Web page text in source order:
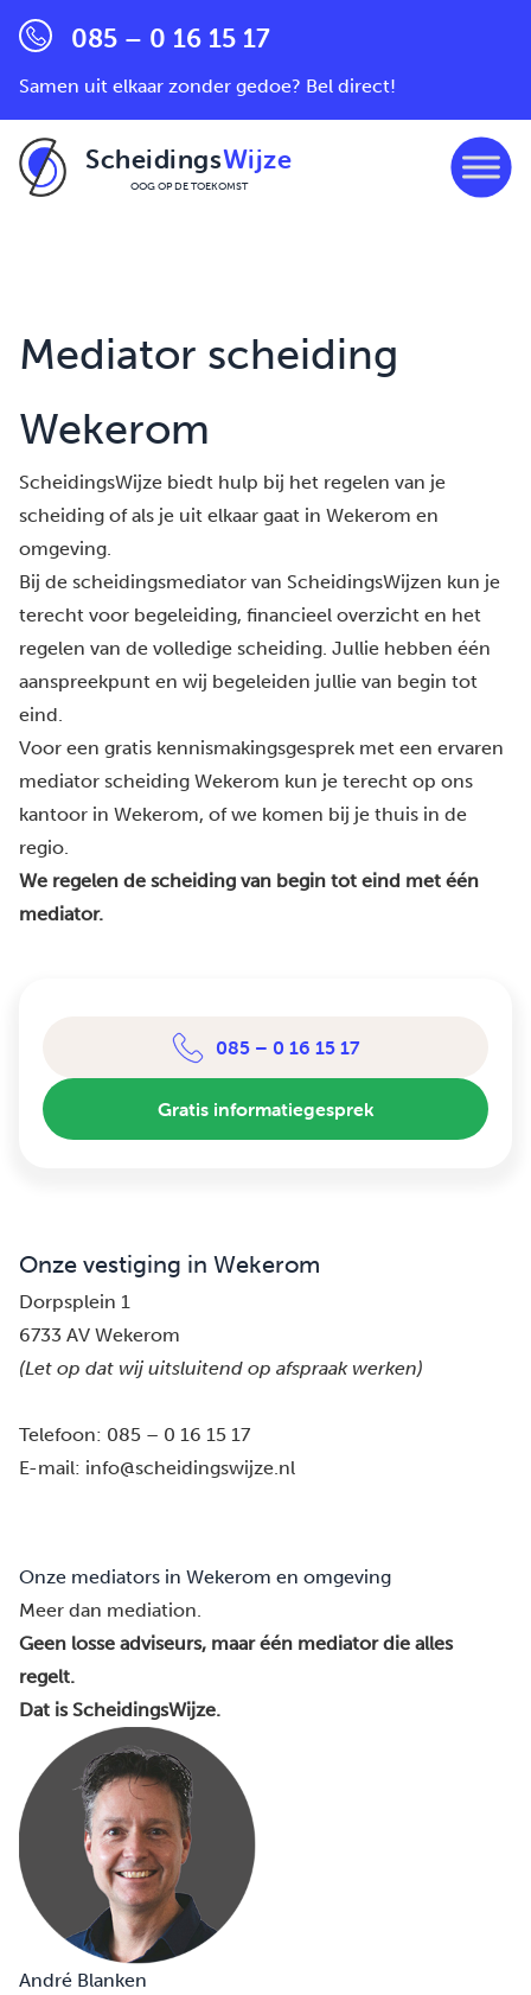
085 – 0 16 15 17
Samen uit elkaar zonder gedoe? Bel direct!
ScheidingsWijze
OOG OP DE TOEKOMST
Mediator scheiding
Wekerom
ScheidingsWijze biedt hulp bij het regelen van je
scheiding of als je uit elkaar gaat in Wekerom en
omgeving.
Bij de scheidingsmediator van ScheidingsWijzen kun je
terecht voor begeleiding, financieel overzicht en het
regelen van de volledige scheiding. Jullie hebben één
aanspreekpunt en wij begeleiden jullie van begin tot
eind.
Voor een gratis kennismakingsgesprek met een ervaren
mediator scheiding Wekerom kun je terecht op ons
kantoor in Wekerom, of we komen bij je thuis in de
regio.
We regelen de scheiding van begin tot eind met één
mediator.
085 – 0 16 15 17
Gratis informatiegesprek
Onze vestiging in Wekerom
Dorpsplein 1
6733 AV Wekerom
(Let op dat wij uitsluitend op afspraak werken)
Telefoon: 085 – 0 16 15 17
E-mail: info@scheidingswijze.nl
Onze mediators in Wekerom en omgeving
Meer dan mediation.
Geen losse adviseurs, maar één mediator die alles
regelt.
Dat is ScheidingsWijze.
André Blanken